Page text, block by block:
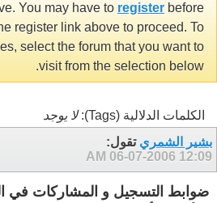
You may have to register before
register link above to proceed. To
select the forum that you want to
visit from the selection below.
الكلمات الدلالية (Tags):
لا يوجد
بشير الشمري تقول:
06-07-2006 12:09 AM
ضوابط التسجيل و المشاركات في